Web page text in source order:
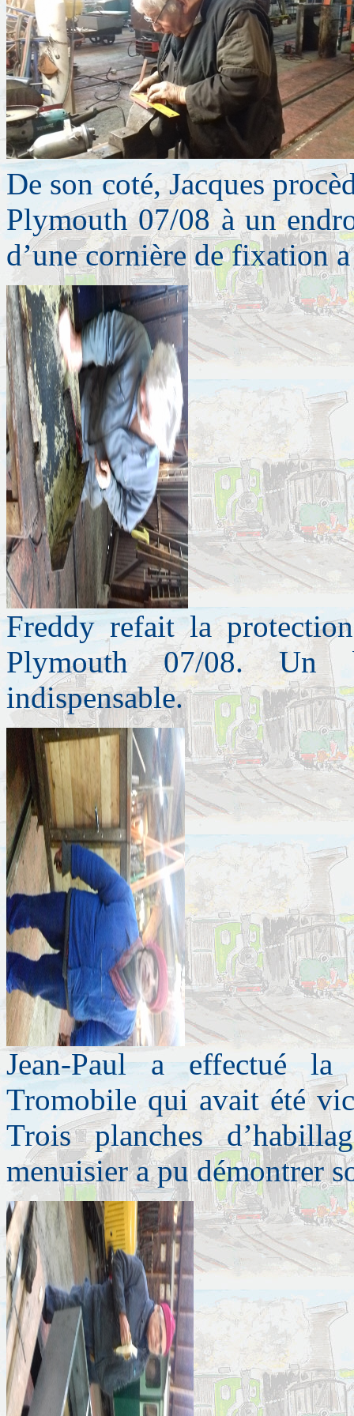
De son coté, Jacques
Plymouth 07/08 à un
d’une cornière de fixation a
Freddy refait la
Plymouth 07/08. Un
indispensable.
Jean-Paul a effectué
Tromobile qui avait été
Trois planches
menuisier a pu démontrer